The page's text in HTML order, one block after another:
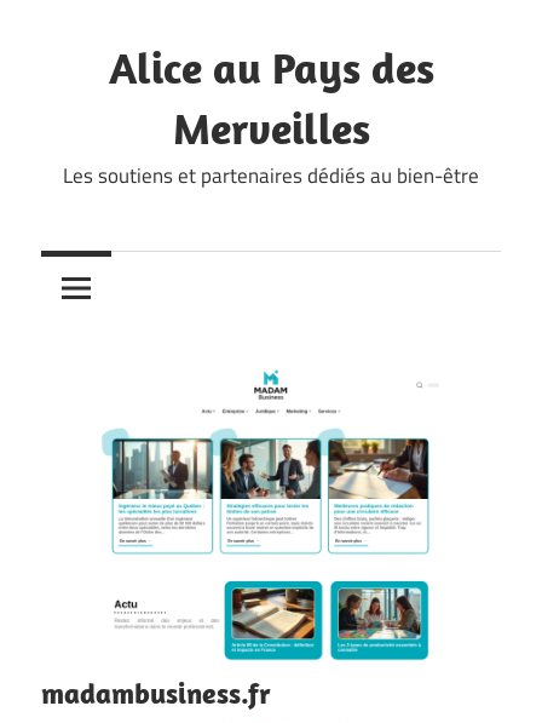
Alice au Pays des
Merveilles
Les soutiens et partenaires dédiés au bien-être
madambusiness.fr